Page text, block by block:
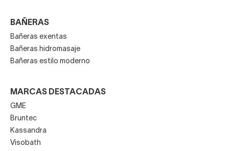
BAÑERAS
Bañeras exentas
Bañeras hidromasaje
Bañeras estilo moderno
MARCAS DESTACADAS
GME
Bruntec
Kassandra
Visobath